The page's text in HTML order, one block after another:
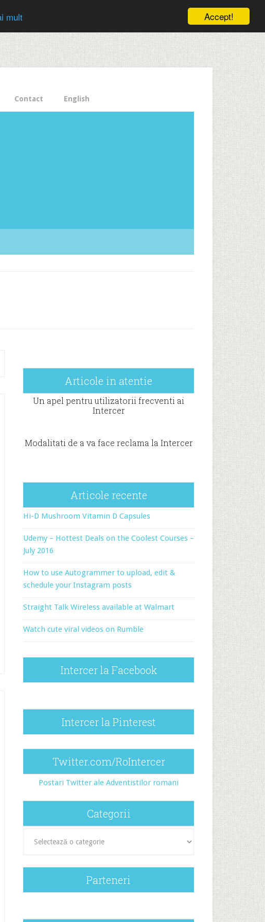
Accept!
mult
Contact English
Articole in atentie
Un apel pentru utilizatorii frecventi ai
Intercer
Modalitati de a va face reclama la Intercer
Articole recente
Hi-D Mushroom Vitamin D Capsules
Udemy – Hottest Deals on the Coolest Courses –
July 2016
How to use Autogrammer to upload, edit &
schedule your Instagram posts
Straight Talk Wireless available at Walmart
Watch cute viral videos on Rumble
Intercer la Facebook
Intercer la Pinterest
Twitter.com/RoIntercer
Postari Twitter ale Adventistilor romani
Categorii
Parteneri